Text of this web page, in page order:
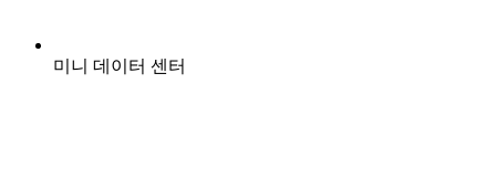
미니 데이터 센터